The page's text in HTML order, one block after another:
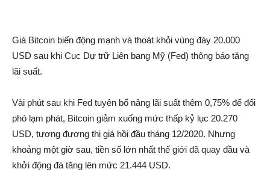
Giá Bitcoin biến động mạnh và thoát khỏi vùng đáy 20.000
USD sau khi Cục Dự trữ Liên bang Mỹ (Fed) thông báo tăng
lãi suất.
Vài phút sau khi Fed tuyên bố nâng lãi suất thêm 0,75% để đối
phó lạm phát, Bitcoin giảm xuống mức thấp kỷ lục 20.270
USD, tương đương thị giá hồi đầu tháng 12/2020. Nhưng
khoảng một giờ sau, tiền số lớn nhất thế giới đã quay đầu và
khởi động đà tăng lên mức 21.444 USD.